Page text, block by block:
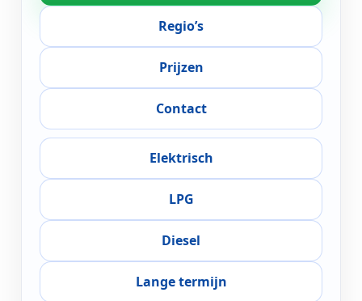
Regio’s
Prijzen
Contact
Elektrisch
LPG
Diesel
Lange termijn